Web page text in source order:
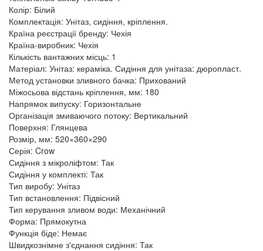
Колір: Білий
Комплектація: Унітаз, сидіння, кріплення.
Країна реєстрації бренду: Чехія
Країна-виробник: Чехія
Кількість вантажних місць: 1
Матеріал: Унітаз: кераміка. Сидіння для унітаза: дюропласт.
Метод установки зливного бачка: Прихований
Міжосьова відстань кріплення, мм: 180
Напрямок випуску: Горизонтальне
Організація змиваючого потоку: Вертикальний
Поверхня: Глянцева
Розмір, мм: 520×360×290
Серія: Crow
Сидіння з мікроліфтом: Так
Сидіння у комплекті: Так
Тип виробу: Унітаз
Тип встановлення: Підвісний
Тип керування зливом води: Механічний
Форма: Прямокутна
Функція біде: Немає
Швидкознімне з'єднання сидіння: Так